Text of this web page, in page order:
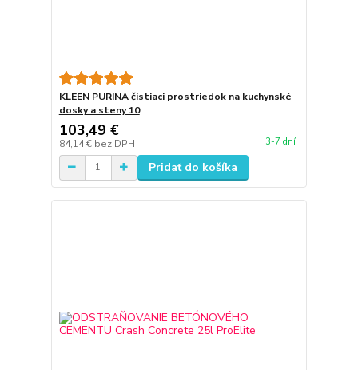
KLEEN PURINA čistiaci prostriedok na kuchynské
dosky a steny 10
103,49 €
84,14 € bez DPH 3-7 dní
Pridať do košíka